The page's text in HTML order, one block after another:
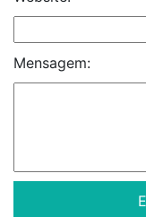
Mensagem: